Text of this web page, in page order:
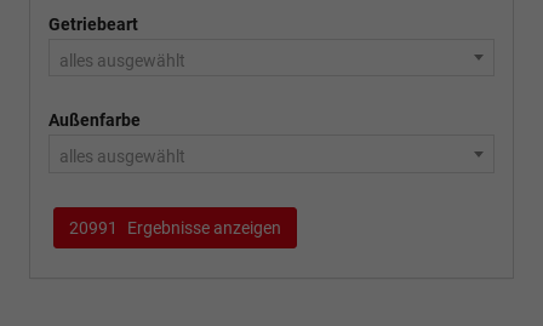
Getriebeart
alles ausgewählt
Außenfarbe
alles ausgewählt
20991 Ergebnisse anzeigen